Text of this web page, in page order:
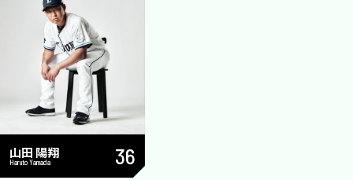
山田 陽翔
Haruto Yamada 36